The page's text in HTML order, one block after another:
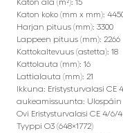
Katon ala (m²): 15
Katon koko (mm x mm):
Harjan pituus (mm): 3300
Lappeen pituus (mm): 2266
Kattokaltevuus (astetta): 18
Kattolauta (mm): 16
Lattialauta (mm): 21
Ikkuna: Eristysturvalasi CE
aukeamissuunta: Ulospäin
Ovi Eristysturvalasi CE 4/6/
Tyyppi O3 (648×1772)